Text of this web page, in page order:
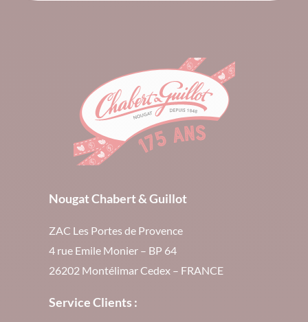
Nougat Chabert & Guillot
ZAC Les Portes de Provence
4 rue Emile Monier – BP 64
26202 Montélimar Cedex – FRANCE
Service Clients :